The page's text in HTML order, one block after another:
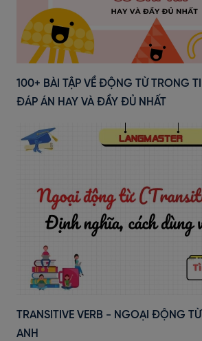
100+ BÀI TẬP VỀ ĐỘNG TỪ TRONG
ĐÁP ÁN HAY VÀ ĐẦY ĐỦ NHẤT
TRANSITIVE VERB - NGOẠI ĐỘNG
ANH